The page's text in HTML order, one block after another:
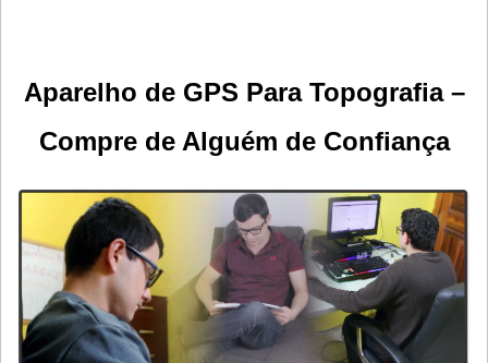
Aparelho de GPS Para Topografia –
Compre de Alguém de Confiança